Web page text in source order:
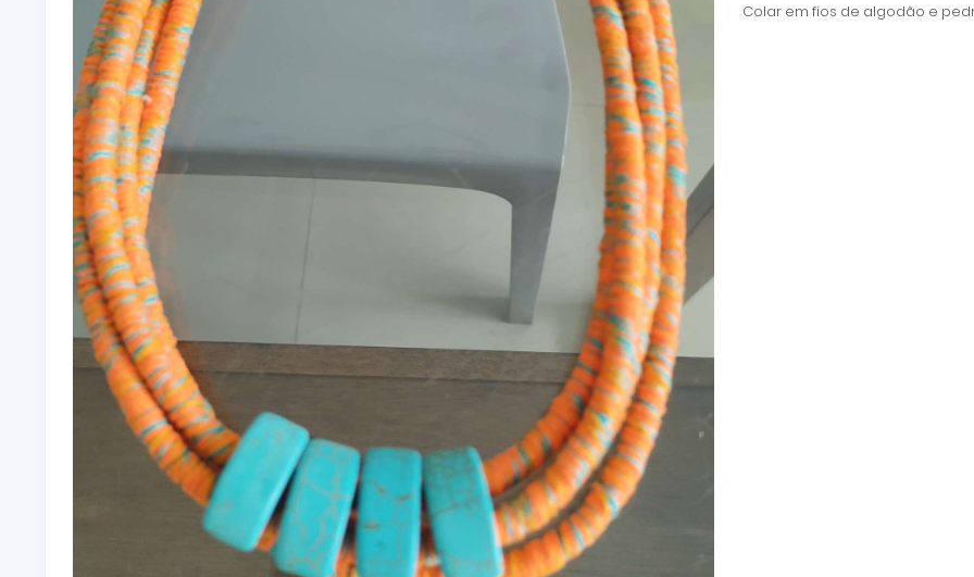
Colar em fios de algodão e